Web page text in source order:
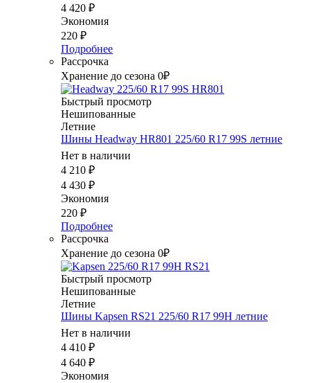
4 420 ₽
Экономия
220 ₽
Подробнее
Рассрочка
Хранение до сезона 0₽
Быстрый просмотр
Нешипованные
Летние
Шины Headway HR801 225/60 R17 99S летние
Нет в наличии
4 210 ₽
4 430 ₽
Экономия
220 ₽
Подробнее
Рассрочка
Хранение до сезона 0₽
Быстрый просмотр
Нешипованные
Летние
Шины Kapsen RS21 225/60 R17 99H летние
Нет в наличии
4 410 ₽
4 640 ₽
Экономия